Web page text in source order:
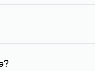
Для доменов,